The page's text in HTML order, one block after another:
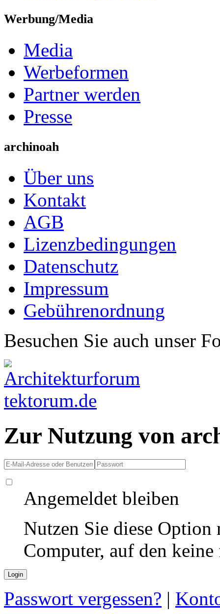
Werbung/Media
Media
Werbeformen
Partner werden
Presse
archinoah
Über uns
Kontakt
AGB
Lizenzbedingungen
Datenschutz
Impressum
Gebührenordnung
Besuchen Sie auch unser
Zur Nutzung von
Angemeldet bleiben
Nutzen Sie diese
Computer, auf den
Passwort vergessen? |